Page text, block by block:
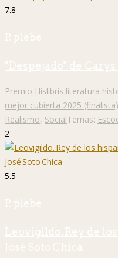
7.8
P. plebe
"Despejado" de Carys
Premio Hislibris literatura
mejor cubierta 2025 (finalista)
Realismo, SocialTemas:
2
5.5
P. plebe
Leovigildo. Rey de
José Soto Chica